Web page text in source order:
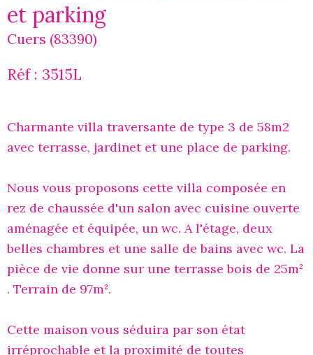
et parking
Cuers (83390)
Réf : 3515L
Charmante villa traversante de type 3 de 58m2
avec terrasse, jardinet et une place de parking.
Nous vous proposons cette villa composée en
rez de chaussée d'un salon avec cuisine ouverte
aménagée et équipée, un wc. A l'étage, deux
belles chambres et une salle de bains avec wc. La
pièce de vie donne sur une terrasse bois de 25m²
. Terrain de 97m².
Cette maison vous séduira par son état
irréprochable et la proximité de toutes